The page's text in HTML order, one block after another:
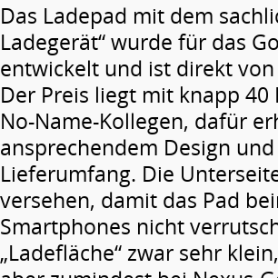
Das Ladepad mit dem
Ladegerät“ wurde für das
entwickelt und ist direkt
Der Preis liegt mit knapp
No-Name-Kollegen, dafür
ansprechendem Design
Lieferumfang. Die
versehen, damit das Pad
Smartphones nicht
„Ladefläche“ zwar sehr